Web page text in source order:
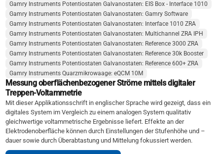
Gamry Instruments Potentiostaten Galvanostaten: EIS Box - Interface 1010
Gamry Instruments Potentiostaten Galvanostaten: Gamry Software
Gamry Instruments Potentiostaten Galvanostaten: Interface 1010 ZRA
Gamry Instruments Potentiostaten Galvanostaten: Multichannel ZRA IPH
Gamry Instruments Potentiostaten Galvanostaten: Reference 3000 ZRA
Gamry Instruments Potentiostaten Galvanostaten: Reference 30k Booster
Gamry Instruments Potentiostaten Galvanostaten: Reference 600+ ZRA
Gamry Instruments Quarzmikrowaage: eQCM 10M
Messung oberflächenbezogener Ströme mittels digitaler
Treppen-Voltammetrie
Mit dieser Applikationsschrift in englischer Sprache wird gezeigt, dass ein
digitales System im Vergleich zu einem analogen System qualitativ
gleichwertige voltammetrische Ergebnisse liefert. Effekte an der
Elektrodenoberfläche können durch Einstellungen der Stufenhöhe und –
dauer sowie durch Überabtastung und Mittelung fokussiert werden.